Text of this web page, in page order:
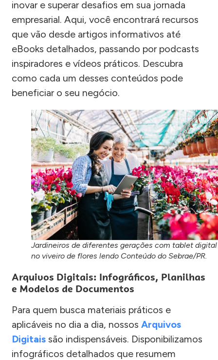
inovar e superar desafios em sua jornada
empresarial. Aqui, você encontrará recursos
que vão desde artigos informativos até
eBooks detalhados, passando por podcasts
inspiradores e vídeos práticos. Descubra
como cada um desses conteúdos pode
beneficiar o seu negócio.
Jardineiros de diferentes gerações com tablet digital
no viveiro de flores lendo Conteúdo do Sebrae/PR.
Arquivos Digitais: Infográficos, Planilhas
e Modelos de Documentos
Para quem busca materiais práticos e
aplicáveis no dia a dia, nossos Arquivos
Digitais são indispensáveis. Disponibilizamos
infográficos detalhados que resumem